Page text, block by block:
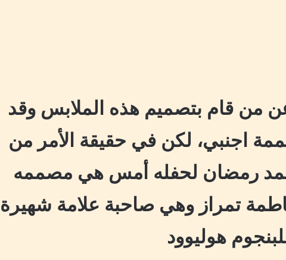
عن من قام بتصميم هذه الملابس وقد
اجنبي، لكن في حقيقة الأمر من
رمضان لحفله أمس هي مصممه
تمراز وهي صاحبة علامة شهيرة
هوليوود